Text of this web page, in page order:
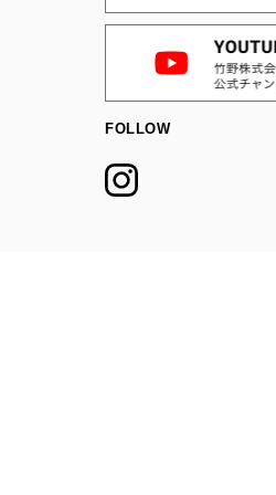
FOLLOW